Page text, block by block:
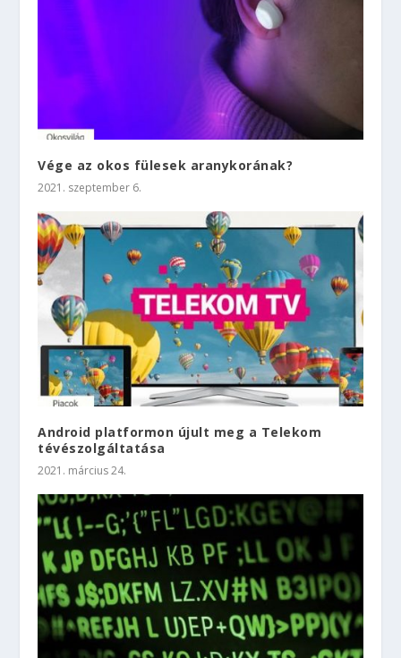
Vége az okos fülesek aranykorának?
2021. szeptember 6.
Android platformon újult meg a Telekom
tévészolgáltatása
2021. március 24.